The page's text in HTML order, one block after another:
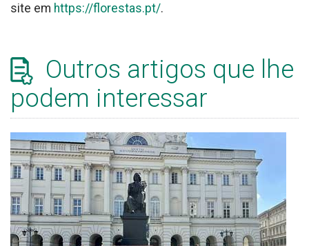
site em https://florestas.pt/.
Outros artigos que lhe
podem interessar